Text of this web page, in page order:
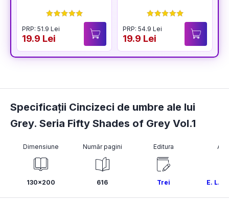
PRP: 51.9 Lei
19.9 Lei
PRP: 54.9 Lei
19.9 Lei
Specificații Cincizeci de umbre ale lui
Grey. Seria Fifty Shades of Grey Vol.1
Dimensiune
130x200
Număr pagini
616
Editura
Trei E. L.